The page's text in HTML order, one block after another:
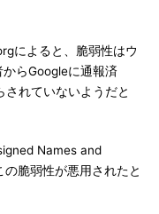
によると、脆弱性はウ
らGoogleに通報済
れていないようだと
Names and
脆弱性が悪用されたと